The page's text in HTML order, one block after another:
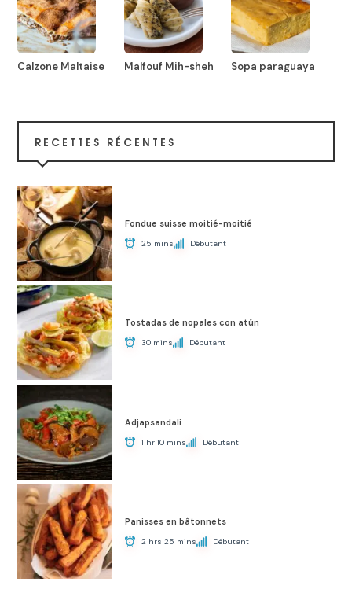
Calzone Maltaise Malfouf Mih-sheh Sopa paraguaya
RECETTES RÉCENTES
Fondue suisse moitié-moitié
25 mins Débutant
Tostadas de nopales con atún
30 mins Débutant
Adjapsandali
1 hr 10 mins Débutant
Panisses en bâtonnets
2 hrs 25 mins Débutant